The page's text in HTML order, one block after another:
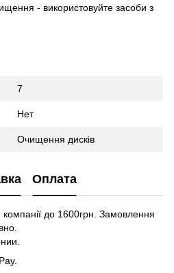
- використовуйте засоби з
7
Нет
Очищення дисків
Оплата
до 1600грн. Замовлення